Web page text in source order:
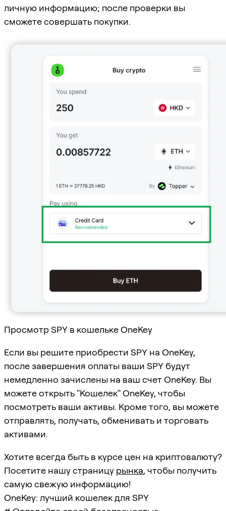
личную информацию; после проверки вы
сможете совершать покупки.
Просмотр SPY в кошельке OneKey
Если вы решите приобрести SPY на OneKey,
после завершения оплаты ваши SPY будут
немедленно зачислены на ваш счет OneKey. Вы
можете открыть "Кошелек" OneKey, чтобы
посмотреть ваши активы. Кроме того, вы можете
отправлять, получать, обменивать и торговать
активами.
Хотите всегда быть в курсе цен на криптовалюту?
Посетите нашу страницу рынка, чтобы получить
самую свежую информацию!
OneKey: лучший кошелек для SPY